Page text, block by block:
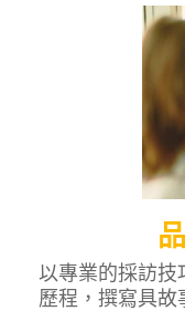
以專業的採訪技
歷程，撰寫具故